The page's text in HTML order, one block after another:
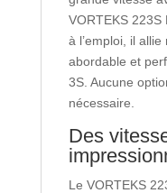
VORTEKS 223S
à l’emploi, il
abordable et
3S. Aucune
nécessaire.
Des
Le VORTEKS